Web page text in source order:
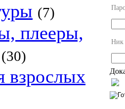
(7)
плееры,
(30)
взрослых
Ник